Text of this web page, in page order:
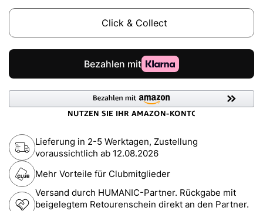
Click & Collect
Lieferung in 2-5 Werktagen, Zustellung
voraussichtlich ab 12.08.2026
Mehr Vorteile für Clubmitglieder
Versand durch HUMANIC-Partner. Rückgabe mit
beigelegtem Retourenschein direkt an den Partner.